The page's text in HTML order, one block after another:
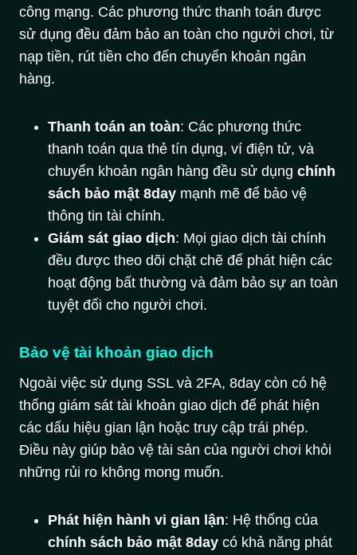
công mạng. Các phương thức thanh toán được
sử dụng đều đảm bảo an toàn cho người chơi, từ
nạp tiền, rút tiền cho đến chuyển khoản ngân
hàng.
Thanh toán an toàn: Các phương thức
thanh toán qua thẻ tín dụng, ví điện tử, và
chuyển khoản ngân hàng đều sử dụng chính
sách bảo mật 8day mạnh mẽ để bảo vệ
thông tin tài chính.
Giám sát giao dịch: Mọi giao dịch tài chính
đều được theo dõi chặt chẽ để phát hiện các
hoạt động bất thường và đảm bảo sự an toàn
tuyệt đối cho người chơi.
Bảo vệ tài khoản giao dịch
Ngoài việc sử dụng SSL và 2FA, 8day còn có hệ
thống giám sát tài khoản giao dịch để phát hiện
các dấu hiệu gian lận hoặc truy cập trái phép.
Điều này giúp bảo vệ tài sản của người chơi khỏi
những rủi ro không mong muốn.
Phát hiện hành vi gian lận: Hệ thống của
chính sách bảo mật 8day có khả năng phát